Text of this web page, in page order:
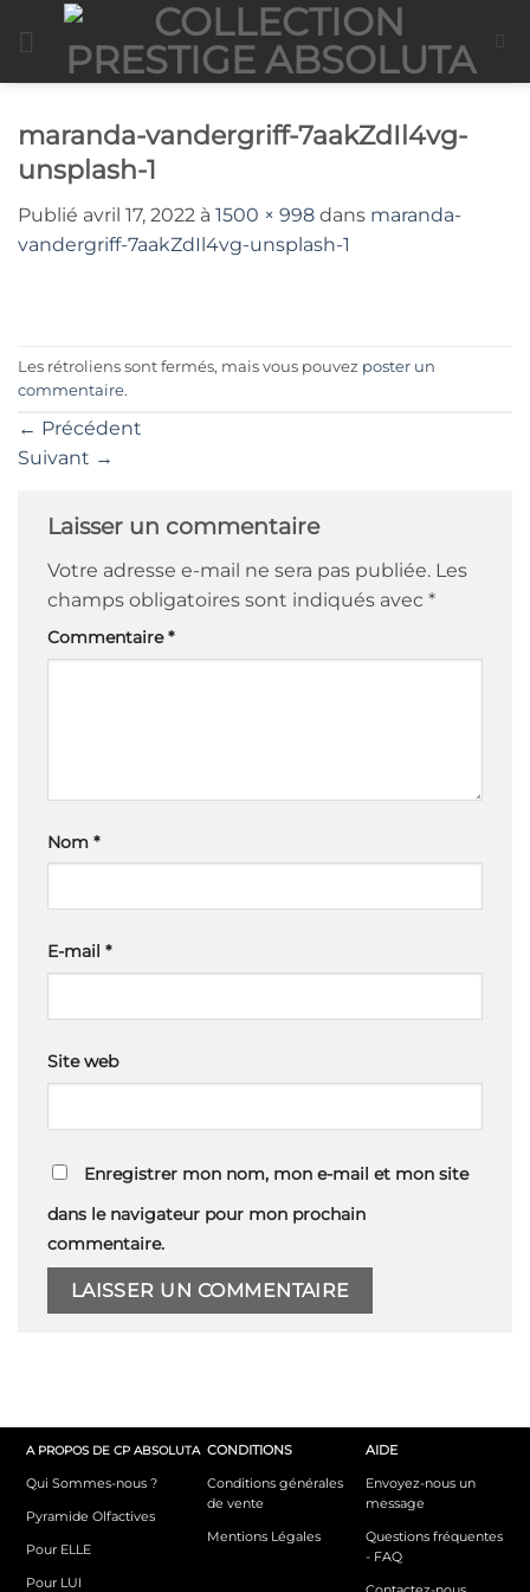
contenu
maranda-vandergriff-7aakZdIl4vg-
unsplash-1
Publié avril 17, 2022 à 1500 × 998 dans maranda-
vandergriff-7aakZdIl4vg-unsplash-1
Les rétroliens sont fermés, mais vous pouvez poster un
commentaire.
← Précédent
Suivant →
Laisser un commentaire
Votre adresse e-mail ne sera pas publiée. Les
champs obligatoires sont indiqués avec *
Commentaire*
Nom *
E-mail *
Site web
Enregistrer mon nom, mon e-mail et mon site
dans le navigateur pour mon prochain
commentaire.
A PROPOS DE CP ABSOLUTA
Qui Sommes-nous ?
Pyramide Olfactives
Pour ELLE
Pour LUI
CONDITIONS
Conditions générales
de vente
Mentions Légales
AIDE
Envoyez-nous un
message
Questions fréquentes
- FAQ